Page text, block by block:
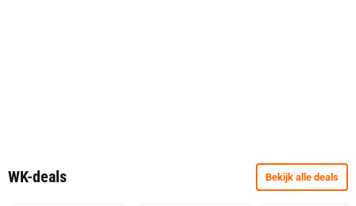
WK-deals Bekijk alle deals